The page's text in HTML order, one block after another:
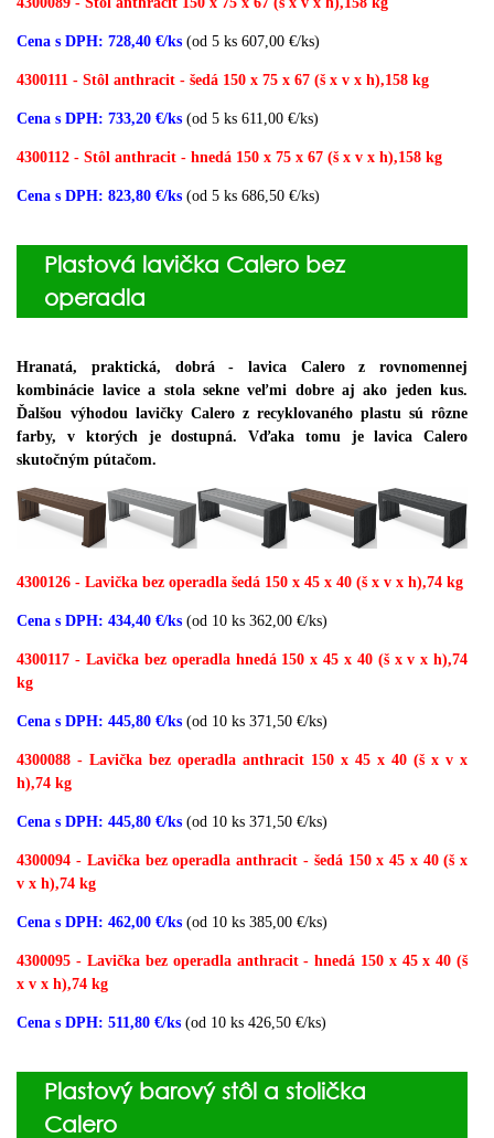
Cena s DPH: 728,40 €/ks(od 5 ks 607,00 €/ks)
4300111 - Stôl anthracit - šedá 150 x 75 x 67 (š x v x h),158 kg
Cena s DPH: 733,20 €/ks(od 5 ks 611,00 €/ks)
4300112 - Stôl anthracit - hnedá 150 x 75 x 67 (š x v x h),158 kg
Cena s DPH: 823,80 €/ks(od 5 ks 686,50 €/ks)
Plastová lavička Calero bez
operadla
Hranatá, praktická, dobrá - lavica Calero z rovnomennej
kombinácie lavice a stola sekne veľmi dobre aj ako jeden kus.
Ďalšou výhodou lavičky Calero z recyklovaného plastu sú rôzne
farby, v ktorých je dostupná.
Vďaka tomu je lavica Calero
skutočným pútačom.
4300126 - Lavička bez operadla šedá 150 x 45 x 40 (š x v x h),74 kg
Cena s DPH: 434,40 €/ks(od 10 ks 362,00 €/ks)
4300117 - Lavička bez operadla hnedá 150 x 45 x 40 (š x v x h),74
kg
Cena s DPH: 445,80 €/ks(od 10 ks 371,50 €/ks)
4300088 - Lavička bez operadla anthracit 150 x 45 x 40 (š x v x
h),74 kg
Cena s DPH: 445,80 €/ks(od 10 ks 371,50 €/ks)
4300094 - Lavička bez operadla anthracit - šedá 150 x 45 x 40 (š x
v x h),74 kg
Cena s DPH: 462,00 €/ks(od 10 ks 385,00 €/ks)
4300095 - Lavička bez operadla anthracit - hnedá 150 x 45 x 40 (š
x v x h),74 kg
Cena s DPH: 511,80 €/ks (od 10 ks 426,50 €/ks)
Plastový barový stôl a stolička
Calero